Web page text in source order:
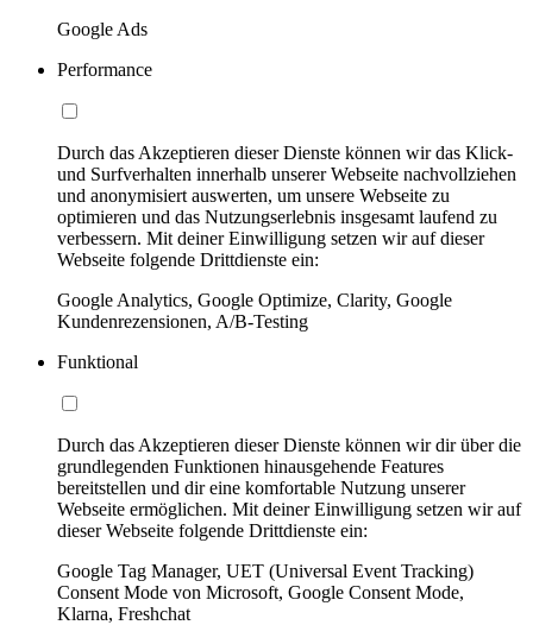
Google Ads
Performance
Durch das Akzeptieren dieser Dienste können wir das Klick-
und Surfverhalten innerhalb unserer Webseite nachvollziehen
und anonymisiert auswerten, um unsere Webseite zu
optimieren und das Nutzungserlebnis insgesamt laufend zu
verbessern. Mit deiner Einwilligung setzen wir auf dieser
Webseite folgende Drittdienste ein:
Google Analytics, Google Optimize, Clarity, Google
Kundenrezensionen, A/B-Testing
Funktional
Durch das Akzeptieren dieser Dienste können wir dir über die
grundlegenden Funktionen hinausgehende Features
bereitstellen und dir eine komfortable Nutzung unserer
Webseite ermöglichen. Mit deiner Einwilligung setzen wir auf
dieser Webseite folgende Drittdienste ein:
Google Tag Manager, UET (Universal Event Tracking)
Consent Mode von Microsoft, Google Consent Mode,
Klarna, Freshchat